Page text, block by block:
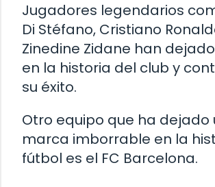
Jugadores legendarios
Di Stéfano, Cristiano
Zinedine Zidane han
en la historia del club y
su éxito.
Otro equipo que ha dejado
marca imborrable en la
fútbol es el FC Barcelona.